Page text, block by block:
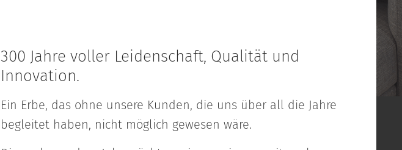
300 Jahre voller Leidenschaft, Qualität und
Innovation.
Ein Erbe, das ohne unsere Kunden, die uns über all die Jahre
begleitet haben, nicht möglich gewesen wäre.